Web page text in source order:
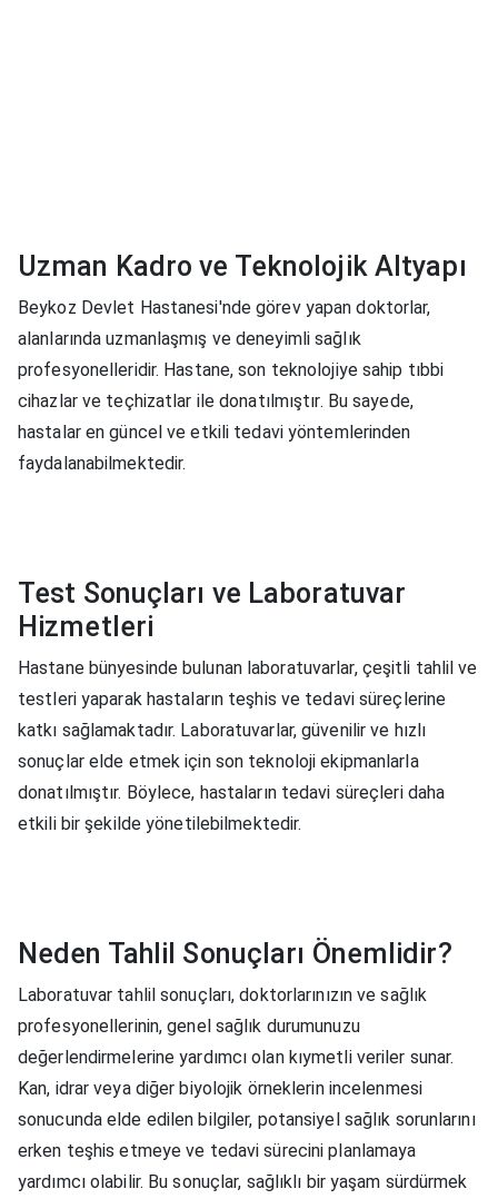
Uzman Kadro ve Teknolojik Altyapı
Beykoz Devlet Hastanesi'nde görev yapan doktorlar,
alanlarında uzmanlaşmış ve deneyimli sağlık
profesyonelleridir. Hastane, son teknolojiye sahip tıbbi
cihazlar ve teçhizatlar ile donatılmıştır. Bu sayede,
hastalar en güncel ve etkili tedavi yöntemlerinden
faydalanabilmektedir.
Test Sonuçları ve Laboratuvar
Hizmetleri
Hastane bünyesinde bulunan laboratuvarlar, çeşitli tahlil ve
testleri yaparak hastaların teşhis ve tedavi süreçlerine
katkı sağlamaktadır. Laboratuvarlar, güvenilir ve hızlı
sonuçlar elde etmek için son teknoloji ekipmanlarla
donatılmıştır. Böylece, hastaların tedavi süreçleri daha
etkili bir şekilde yönetilebilmektedir.
Neden Tahlil Sonuçları Önemlidir?
Laboratuvar tahlil sonuçları, doktorlarınızın ve sağlık
profesyonellerinin, genel sağlık durumunuzu
değerlendirmelerine yardımcı olan kıymetli veriler sunar.
Kan, idrar veya diğer biyolojik örneklerin incelenmesi
sonucunda elde edilen bilgiler, potansiyel sağlık sorunlarını
erken teşhis etmeye ve tedavi sürecini planlamaya
yardımcı olabilir. Bu sonuçlar, sağlıklı bir yaşam sürdürmek